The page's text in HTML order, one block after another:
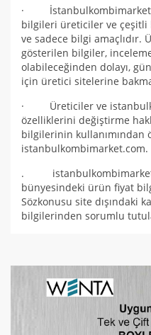
·
bilgileri üreticiler ve
ve sadece bilgi amaçlıdır.
gösterilen bilgiler,
olabileceğinden dolayı,
için üretici sitelerine
· Üreticiler ve
özelliklerini değiştirme
bilgilerinin kullanımından
.
bünyesindeki ürün fiyat
Sözkonusu site dışındaki
bilgilerinden sorumlu